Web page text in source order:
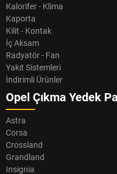
Kalorifer - Klima
Kaporta
Kilit - Kontak
İç Aksam
Radyatör - Fan
Yakıt Sistemleri
İndirimli Ürünler
Opel Çıkma Yedek
Astra
Corsa
Crossland
Grandland
Insignia